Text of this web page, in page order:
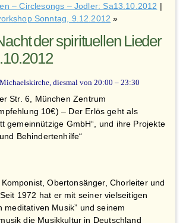
– Circlesongs – Jodler: Sa13.10.2012 |
Sonntag, 9.12.2012 »
der spirituellen Lieder
diesmal von 20:00 – 23:30
Str. 6, München Zentrum
10€) – Der Erlös geht als
gemeinnützige GmbH“, und ihre Projekte
Behindertenhilfe“
, Komponist, Obertonsänger, Chorleiter und
1972 hat er mit seiner vielseitigen
meditativen Musik” und seinem
die Musikkultur in Deutschland